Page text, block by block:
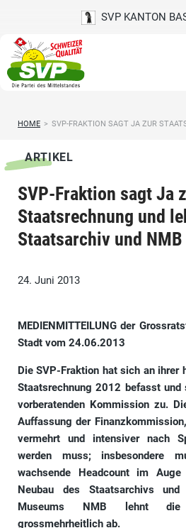
SVP KANTON
HOME > SVP-FRAKTION SAGT JA ZUR
ARTIKEL
SVP-Fraktion sagt Ja
Staatsrechnung und
Staatsarchiv und NMB
24. Juni 2013
MEDIENMITTEILUNG der
Stadt vom 24.06.2013
Die SVP-Fraktion hat sich an ihrer
Staatsrechnung 2012 befasst
vorberatenden Kommission zu.
Auffassung der
vermehrt und intensiver nach
werden muss; insbesondere
wachsende Headcount im
Neubau des Staatsarchivs und
Museums NMB lehnt die
grossmehrheitlich ab.